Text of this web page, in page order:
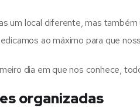
um local diferente, mas
ao máximo para que
dia em que nos conhece,
organizadas